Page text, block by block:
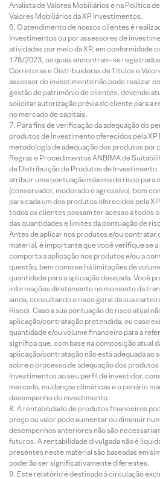
Analista de Valores Mobiliários e na Política
Valores Mobiliários da XP Investimentos.
O atendimento de nossos clientes é
Investimentos ou por assessores de
atividades por meio da XP, em conformidade
178/2023, os quais encontram-se
Corretoras e Distribuidoras de Títulos e
assessor de investimento não pode realizar
gestão de patrimônio de clientes, devendo
solicitar autorização prévia do cliente para a
no mercado de capitais.
Para fins de verificação da adequação do
produtos de investimento oferecidos pela
metodologia de adequação dos produtos por
Regras e Procedimentos ANBIMA de
de Distribuição de Produtos de
atribuir uma pontuação máxima de risco para
(conservador, moderado e agressivo), bem
para cada um dos produtos oferecidos pela
todos os clientes possam ter acesso a todos
das quantidades e limites da pontuação de
Antes de aplicar nos produtos e/ou contratar
material, é importante que você verifique se
comporta a aplicação nos produtos e/ou a
questão, bem como se há limitações de
quantidade para a aplicação desejada. Você
informações diretamente no momento da
ainda, consultando o risco geral da sua
Risco). Caso a sua pontuação de risco atual
aplicação/contratação pretendida, ou caso
quantidade e/ou volume financeiro para a
significa que, com base na composição atual
aplicação/contratação não está adequada ao
sobre o processo de adequação dos
Investimentos ao seu perfil de investidor,
mercado, mudanças climáticas e o cenário
desempenho do investimento.
A rentabilidade de produtos financeiros
preço ou valor pode aumentar ou diminuir
desempenhos anteriores não são
futuros. A rentabilidade divulgada não é
presentes neste material são baseadas em
poderão ser significativamente diferentes.
Este relatório é destinado à circulação